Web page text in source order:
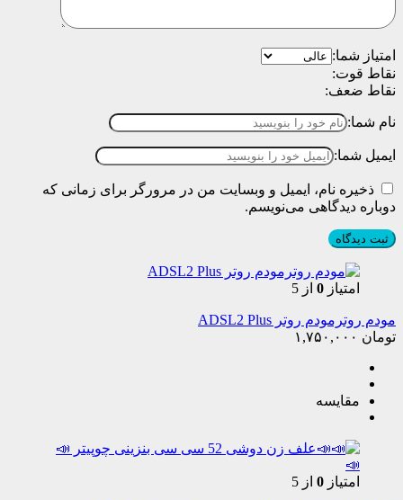
امتیاز شما:
نقاط قوت:
نقاط ضعف:
نام شما:
ایمیل شما:
ذخیره نام، ایمیل و وبسایت من در مرورگر برای زمانی که
دوباره دیدگاهی می‌نویسم.
امتیاز 0 از 5
مودم روترمودم روتر ADSL2 Plus
تومان
مقایسه
امتیاز 0 از 5